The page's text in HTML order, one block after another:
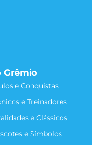
Grêmio
e Conquistas
e Treinadores
e Clássicos
e Símbolos